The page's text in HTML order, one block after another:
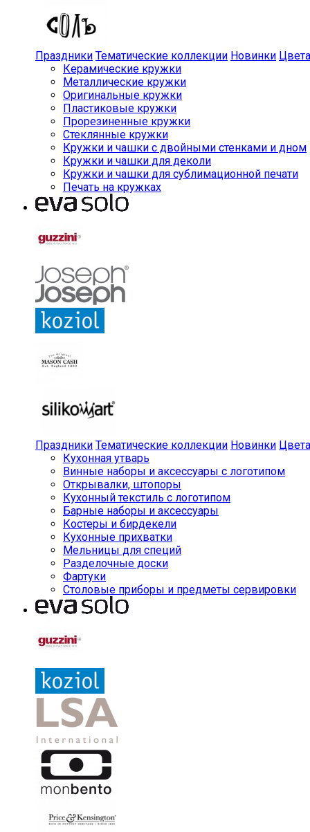
Праздники Тематические коллекции Новинки Цвета
Керамические кружки
Металлические кружки
Оригинальные кружки
Пластиковые кружки
Прорезиненные кружки
Стеклянные кружки
Кружки и чашки с двойными стенками и дном
Кружки и чашки для деколи
Кружки и чашки для сублимационной печати
Печать на кружках
Праздники Тематические коллекции Новинки Цвета
Кухонная утварь
Винные наборы и аксессуары с логотипом
Открывалки, штопоры
Кухонный текстиль с логотипом
Барные наборы и аксессуары
Костеры и бирдекели
Кухонные прихватки
Мельницы для специй
Разделочные доски
Фартуки
Столовые приборы и предметы сервировки